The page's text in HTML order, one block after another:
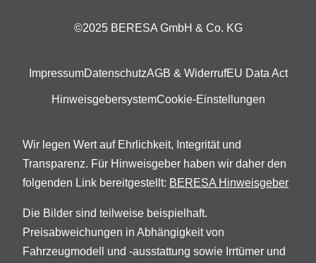
©2025 BERESA GmbH & Co. KG
ImpressumDatenschutzAGB & WiderrufEU Data Act
HinweisgebersystemCookie-Einstellungen
Wir legen Wert auf Ehrlichkeit, Integrität und
Transparenz. Für Hinweisgeber haben wir daher den
folgenden Link bereitgestellt: BERESA Hinweisgeber
Die Bilder sind teilweise beispielhaft.
Preisabweichungen in Abhängigkeit von
Fahrzeugmodell und -ausstattung sowie Irrtümer und